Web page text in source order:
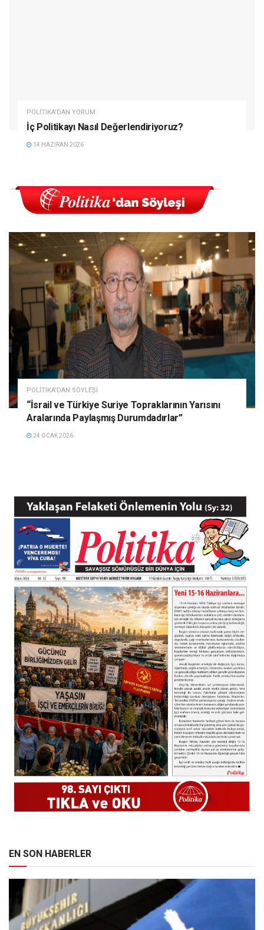
POLITIKA'DAN YORUM
İç Politikayı Nasıl Değerlendiriyoruz?
14 HAZIRAN 2026
POLITIKA'DAN SÖYLEŞI
“İsrail ve Türkiye Suriye Topraklarının Yarısını
Aralarında Paylaşmış Durumdadırlar”
24 OCAK 2026
EN SON HABERLER